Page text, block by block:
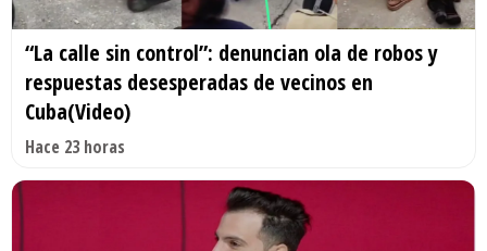
“La calle sin control”: denuncian ola de robos y
respuestas desesperadas de vecinos en
Cuba(Video)
Hace 23 horas